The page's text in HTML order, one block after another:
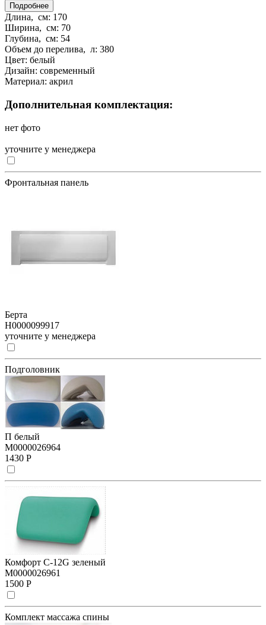
Подробнее
Длина, см: 170
Ширина, см: 70
Глубина, см: 54
Объем до перелива, л: 380
Цвет: белый
Дизайн: современный
Материал: акрил
Дополнительная комплектация:
нет фото
уточните у менеджера
Фронтальная панель
Берта
Н0000099917
уточните у менеджера
Подголовник
П белый
М0000026964
1430 Р
Комфорт С-12G зеленый
М0000026961
1500 Р
Комплект массажа спины